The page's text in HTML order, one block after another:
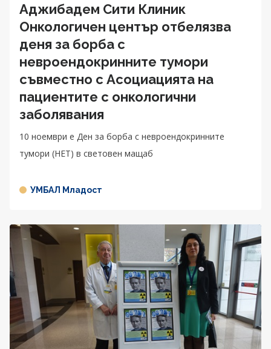
Аджибадем Сити Клиник
Онкологичен център отбелязва
деня за борба с
невроендокринните тумори
съвместно с Асоциацията на
пациентите с онкологични
заболявания
10 ноември е Ден за борба с невроендокринните
тумори (НЕТ) в световен мащаб
УМБАЛ Младост